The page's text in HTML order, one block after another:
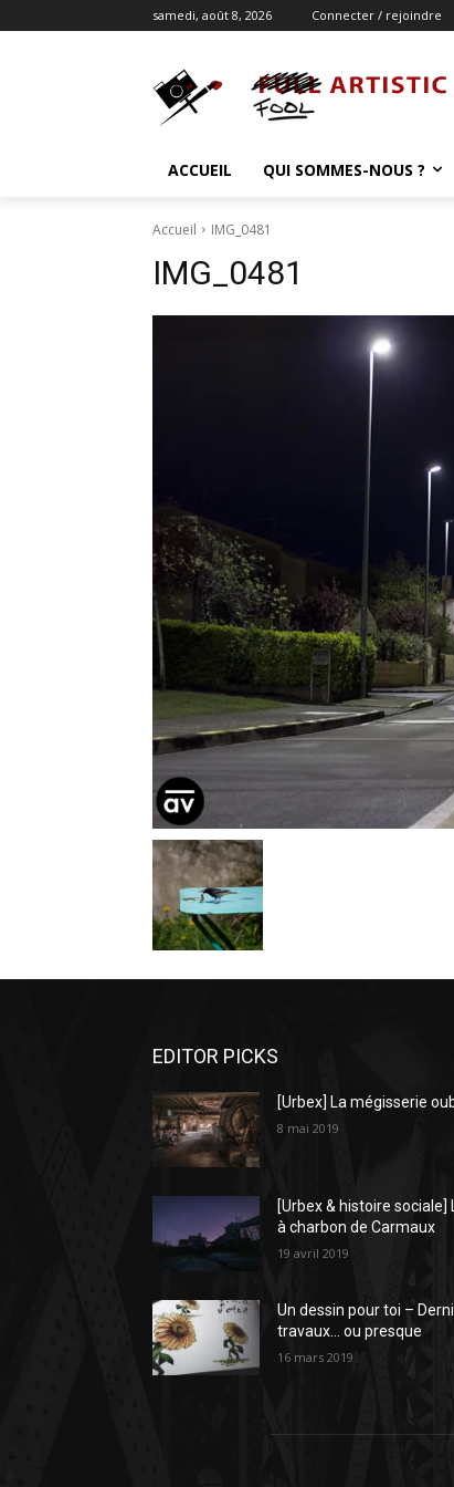
samedi, août 8, 2026 Connecter / rejoindre
ACCUEIL QUI SOMMES-NOUS ?
Accueil IMG_0481
IMG_0481
EDITOR PICKS
[Urbex] La mégisserie
8 mai 2019
[Urbex & histoire sociale]
à charbon de Carmaux
19 avril 2019
Un dessin pour toi –
travaux… ou presque
16 mars 2019